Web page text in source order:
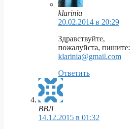
klarinia
20.02.2014 в 20:29
Здравствуйте,
пожалуйста, пишите:
klarinia@gmail.com
Ответить
ВВЛ
14.12.2015 в 01:32